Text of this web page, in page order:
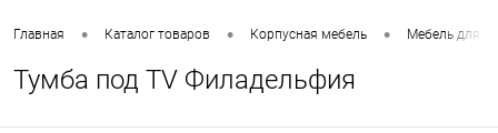
Главная • Каталог товаров • Корпусная мебель • Мебель для
Тумба под TV Филадельфия